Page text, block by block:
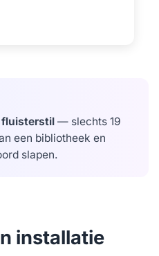
fluisterstil — slechts 19
een bibliotheek en
slapen.
installatie